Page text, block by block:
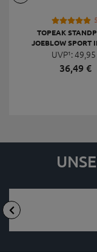
TOPEAK
JOEBLOW SPORT
UVP¹:49,95
36,49€